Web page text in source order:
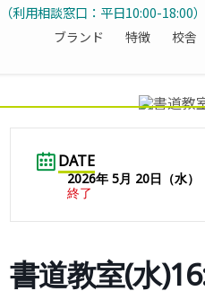
ブランド 特徴 校舎
（利用相談窓口：平日10:00-18:00）
DATE
2026年 5月 20日（水）
終了
書道教室(水